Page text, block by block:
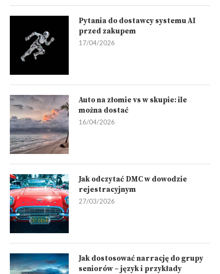
Pytania do dostawcy systemu AI
przed zakupem
17/04/2026
Auto na złomie vs w skupie: ile
można dostać
16/04/2026
Jak odczytać DMC w dowodzie
rejestracyjnym
27/03/2026
Jak dostosować narrację do grupy
seniorów – język i przykłady